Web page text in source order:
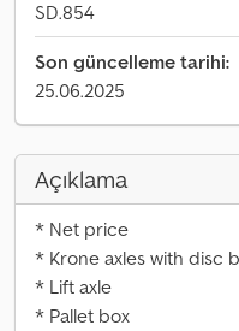
SD.854
Son güncelleme tarihi:
25.06.2025
Açıklama
* Net price
* Krone axles with disc
* Lift axle
* Pallet box